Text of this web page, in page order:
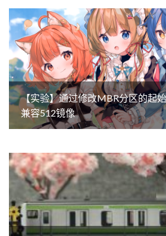
【实验】通过修改MBR分区的起
兼容512镜像